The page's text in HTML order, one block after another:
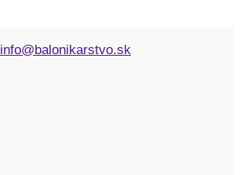
info@balonikarstvo.sk